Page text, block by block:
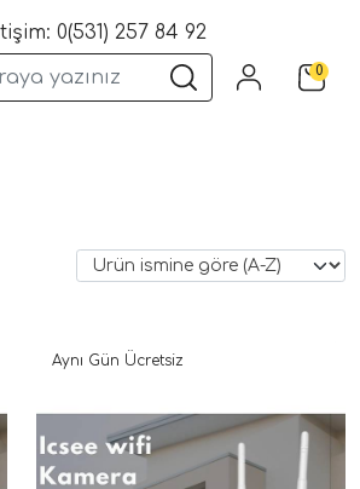
Wifi Kameralar Yangın Sistemleri
0(531) 257 84 92
0
Aynı Gün Ücretsiz